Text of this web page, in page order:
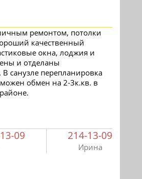
ремонтом, потолки
качественный
окна, лоджия и
и отделаны
В санузле перепланировка
обмен на 2-3к.кв. в
09 214-13-09
Ирина